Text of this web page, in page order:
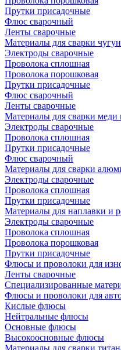
Прутки присадочные
Флюс сварочный
Ленты сварочные
Материалы для сварки
Электроды сварочные
Проволока сплошная
Проволока порошковая
Прутки присадочные
Флюс сварочный
Ленты сварочные
Материалы для сварки меди
Электроды сварочные
Проволока сплошная
Прутки присадочные
Флюс сварочный
Материалы для сварки
Электроды сварочные
Проволока сплошная
Прутки присадочные
Материалы для наплавки и
Электроды сварочные
Проволока сплошная
Проволока порошковая
Прутки присадочные
Флюсы и проволоки для
Ленты сварочные
Специализированные
Флюсы и проволоки для
Кислые флюсы
Нейтральные флюсы
Основные флюсы
Высокоосновные флюсы
Материалы для сварки